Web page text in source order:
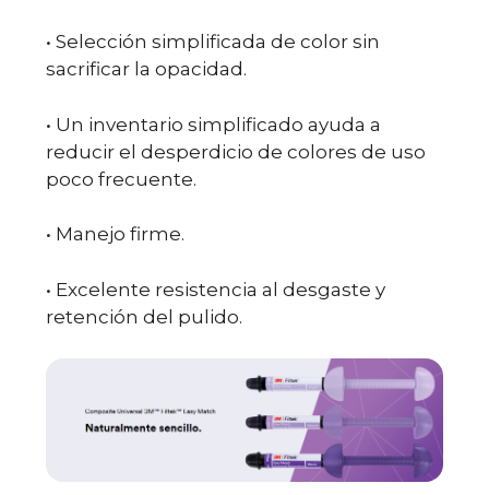
• Selección simplificada de color sin
sacrificar la opacidad.
• Un inventario simplificado ayuda a
reducir el desperdicio de colores de uso
poco frecuente.
• Manejo firme.
• Excelente resistencia al desgaste y
retención del pulido.